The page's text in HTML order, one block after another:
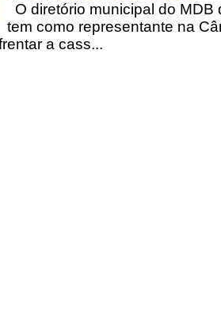
O diretório municipal do
tem como representante na
a cass...